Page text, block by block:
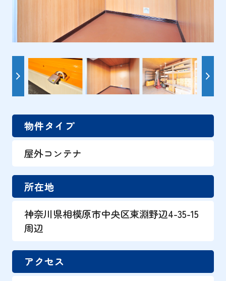
物件タイプ
屋外コンテナ
所在地
神奈川県相模原市中央区東淵野辺4-35-15
周辺
アクセス